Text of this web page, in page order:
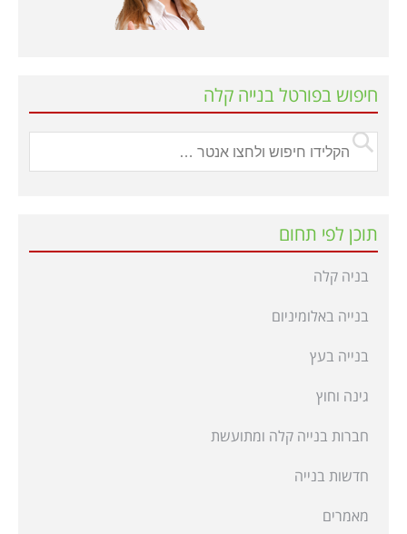
חיפוש בפורטל בנייה קלה
תוכן לפי תחום
בניה קלה
בנייה באלומיניום
בנייה בעץ
גינה וחוץ
חברות בנייה קלה ומתועשת
חדשות בנייה
מאמרים